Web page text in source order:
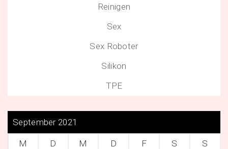
Reinigen
Sex
Sex Roboter
Silikon
TPE
September 2021
M D M D F S
S